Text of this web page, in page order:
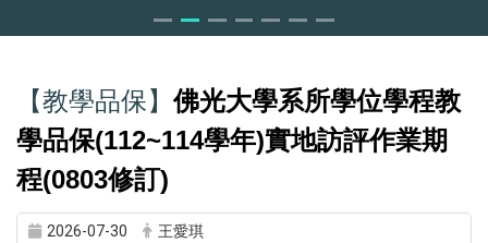
【教學品保】佛光大學系所學位學程教
學品保(112~114學年)實地訪評作業期
程(0803修訂)
2026-07-30 王愛琪